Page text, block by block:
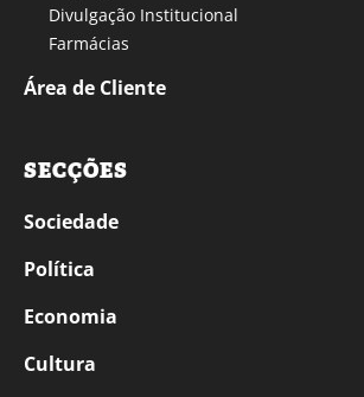
Divulgação Institucional
Farmácias
Área de Cliente
SECÇÕES
Sociedade
Política
Economia
Cultura